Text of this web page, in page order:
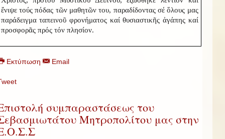
ἔνιψε τούς πόδας τῶν μαθητῶν του, παραδίδοντας σέ ὅλους μας
παράδειγμα ταπεινοῦ φρονήματος καί θυσιαστικῆς ἀγάπης καί
προσφορᾶς πρός τόν πλησίον.
Εκτύπωση Email
συμπαραστάσεως του
Μητροπολίτου μας στην